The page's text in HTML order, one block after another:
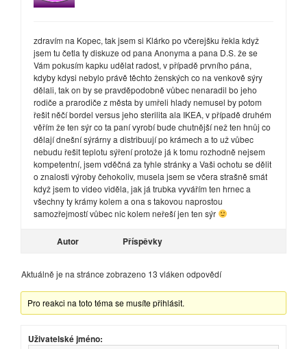
zdravím na Kopec, tak jsem si Klárko po včerejšku řekla když
jsem tu četla ty diskuze od pana Anonyma a pana D.S. že se
Vám pokusím kapku udělat radost, v případě prvního pána,
kdyby kdysi nebylo právě těchto ženských co na venkově sýry
dělali, tak on by se pravděpodobně vůbec nenaradil bo jeho
rodiče a prarodiče z města by umřeli hlady nemusel by potom
řešit něčí bordel versus jeho sterilita ala IKEA, v případě druhém
věřím že ten sýr co ta paní vyrobí bude chutnější než ten hnůj co
dělají dnešní sýrárny a distribuují po krámech a to už vůbec
nebudu řešit teplotu sýření protože já k tomu rozhodně nejsem
kompetentní, jsem vděčná za tyhle stránky a Vaši ochotu se dělit
o znalosti výroby čehokoliv, musela jsem se včera strašně smát
když jsem to video viděla, jak já trubka vyvářím ten hrnec a
všechny ty krámy kolem a ona s takovou naprostou
samozřejmostí vůbec nic kolem neřeší jen ten sýr
Autor Příspěvky
Aktuálně je na stránce zobrazeno 13 vláken odpovědí
Pro reakci na toto téma se musíte přihlásit.
Uživatelské jméno: